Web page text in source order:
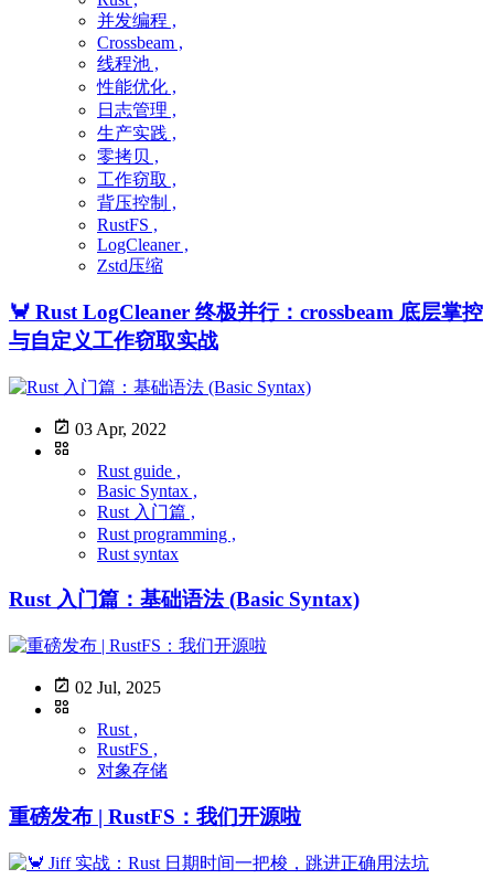
并发编程 ,
Crossbeam ,
线程池 ,
性能优化 ,
日志管理 ,
生产实践 ,
零拷贝 ,
工作窃取 ,
背压控制 ,
RustFS ,
LogCleaner ,
Zstd压缩
🦀 Rust LogCleaner 终极并行：crossbeam 底层掌控
与自定义工作窃取实战
03 Apr, 2022
Rust guide ,
Basic Syntax ,
Rust 入门篇 ,
Rust programming ,
Rust syntax
Rust 入门篇：基础语法 (Basic Syntax)
02 Jul, 2025
Rust ,
RustFS ,
对象存储
重磅发布 | RustFS：我们开源啦